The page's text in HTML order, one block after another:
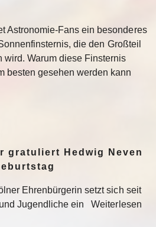
Astronomie-Fans ein besonderes
die den Großteil
wird. Warum diese Finsternis
besten gesehen werden kann
gratuliert Hedwig Neven
Ehrenbürgerin setzt sich seit
Jugendliche ein Weiterlesen